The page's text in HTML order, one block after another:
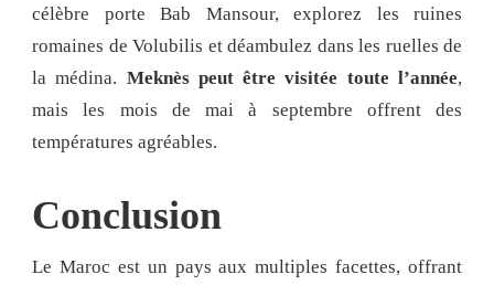
célèbre porte Bab Mansour, explorez les ruines
romaines de Volubilis et déambulez dans les ruelles de
la médina. Meknès peut être visitée toute l’année,
mais les mois de mai à septembre offrent des
températures agréables.
Conclusion
Le Maroc est un pays aux multiples facettes, offrant